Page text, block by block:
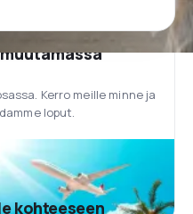
Kerro meille minne ja
loput.
kohteeseen